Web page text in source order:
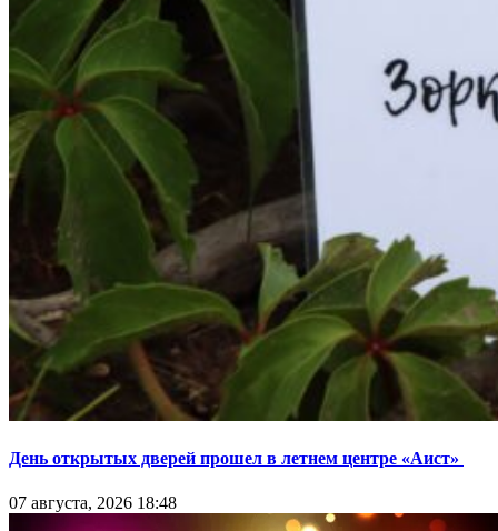
День открытых дверей прошел в летнем центре «Аист»
07 августа, 2026 18:48